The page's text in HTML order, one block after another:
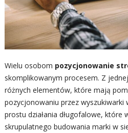
Wielu osobom pozycjonowanie
skomplikowanym procesem. Z
różnych elementów, które mają
pozycjonowaniu przez wyszukiwarki
prostu działania długofalowe, które
skrupulatnego budowania marki w